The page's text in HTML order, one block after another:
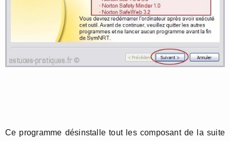
Ce programme désinstalle tout les composant de la suite